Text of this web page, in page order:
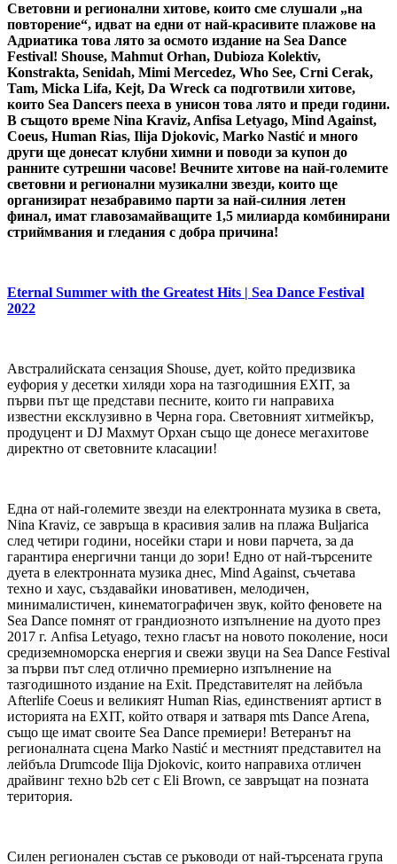
Световни и регионални хитове, които сме слушали „на
повторение“, идват на едни от най-красивите плажове на
Адриатика това лято за осмото издание на Sea Dance
Festival! Shouse, Mahmut Orhan, Dubioza Kolektiv,
Konstrakta, Senidah, Mimi Mercedez, Who See, Crni Cerak,
Tam, Micka Lifa, Kejt, Da Wreck са подготвили хитове,
които Sea Dancers пееха в унисон това лято и преди години.
В същото време Nina Kraviz, Anfisa Letyago, Mind Against,
Coeus, Human Rias, Ilija Djokovic, Marko Nastić и много
други ще донесат клубни химни и поводи за купон до
ранните сутрешни часове! Вечните хитове на най-големите
световни и регионални музикални звезди, които ще
организират незабравимо парти за най-силния летен
финал, имат главозамайващите 1,5 милиарда комбинирани
стриймвания и гледания с добра причина!
Eternal Summer with the Greatest Hits | Sea Dance Festival
2022
Австралийската сензация Shouse, дует, който предизвика
еуфория у десетки хиляди хора на тазгодишния EXIT, за
първи път ще представи песните, които ги направиха
известни ексклузивно в Черна гора. Световният хитмейкър,
продуцент и DJ Махмут Орхан също ще донесе мегахитове
директно от световните класации!
Една от най-големите звезди на електронната музика в света,
Nina Kraviz, се завръща в красивия залив на плажа Buljarica
след четири години, носейки стари и нови парчета, за да
гарантира енергични танци до зори! Едно от най-търсените
дуета в електронната музика днес, Mind Against, съчетава
техно и хаус, създавайки иновативен, мелодичен,
минималистичен, кинематографичен звук, който феновете на
Sea Dance помнят от грандиозното изпълнение на дуото през
2017 г. Anfisa Letyago, техно гласът на новото поколение, носи
средиземноморска енергия и свежи звуци на Sea Dance Festival
за първи път след отлично премиерно изпълнение на
тазгодишното издание на Exit. Представителят на лейбъла
Afterlife Coeus и великият Human Rias, единственият артист в
историята на EXIT, който отваря и затваря mts Dance Arena,
също ще имат своите Sea Dance премиери! Ветеранът на
регионалната сцена Marko Nastić и местният представител на
лейбъла Drumcode Ilija Djokovic, които направиха отличен
драйвинг техно b2b сет с Eli Brown, се завръщат на позната
територия.
Силен регионален състав се ръководи от най-търсената група